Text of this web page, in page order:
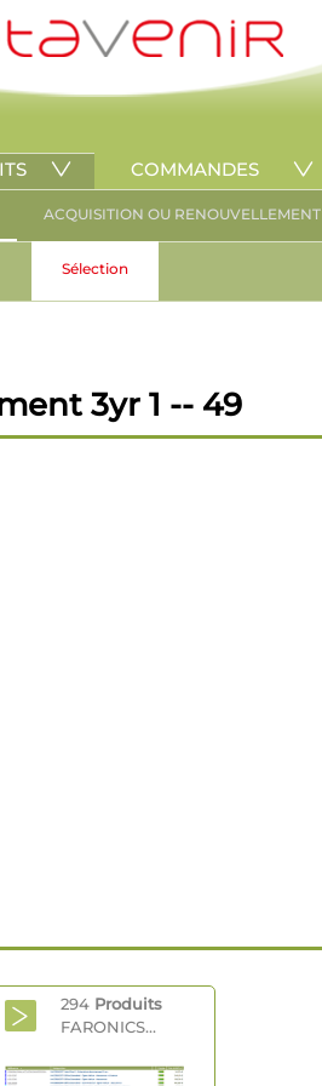
COMMANDES
ACQUISITION OU RENOUVELLEMENT
Sélection
3yr 1 -- 49
294 Produits
FARONICS...